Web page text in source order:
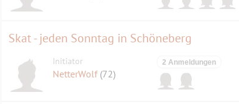
Skat - jeden Sonntag in Schöneberg
Initiator
NetterWolf (72)
2 Anmeldungen